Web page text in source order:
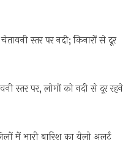
स्तर पर नदी; किनारों से दूर
स्तर पर, लोगों को नदी से दूर रहने
में भारी बारिश का येलो अलर्ट